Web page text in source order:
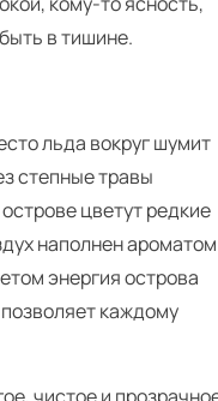
в тишине.
льда вокруг шумит
степные травы
цветут редкие
наполнен ароматом
энергия острова
каждому